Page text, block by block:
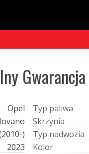
Gwarancja
Opel
)
2023
Typ paliwa
Skrzynia
Typ nadwozia
Kolor